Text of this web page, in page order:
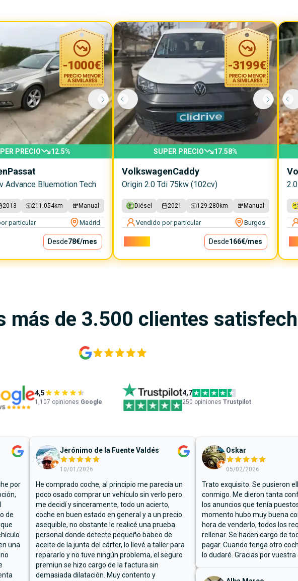
-1000€
PRECIO 12.5%
Passat
Advance Bluemotion Tech
2013 211.054km Manual
particular Madrid
Desde78€/mes
-3199€
SUPER PRECIO 17.58%
VolkswagenCaddy
Origin 2.0 Tdi 75kw (102cv)
Diésel 2021 129.280 km Manual
Vendido por particular Burgos
Desde166€/mes
más de 3.500 clientes
4,5
1,107 opiniones Google
4,7
250 opiniones Trustpilot
por
de
una
Jerónimo de la Fuente Valdés
10/01/2026
He comprado coche, al principio me parecía un
poco osado comprar un vehículo sin verlo pero
me decidí y sinceramente, todo un acierto,
coche en buen estado en general y a un precio
asequible, no obstante le realicé una prueba
personal donde detecte pequeño babeo de
aceite de la junta del cárter, lo llevé a taller para
repararlo y no tuve ningún problema, el seguro
premiun se hizo cargo de la factura sin
demasiada dilatación. Muy contento y
Oskar
05/02/2026
Trato exquisito. Se pusieron
conmigo. Me dieron tanta
los anuncios que tenía
momento hubo muy buena
hora de venderlo, todos los
rellenar. Se hacen cargo de
pagar. Cuando tenga otro
lo dudaré. Gracias por